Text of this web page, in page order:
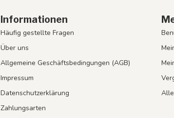
Informationen
Häufig gestellte Fragen
Über uns
Allgemeine Geschäftsbedingungen (AGB)
Impressum
Datenschutzerklärung
Zahlungsarten